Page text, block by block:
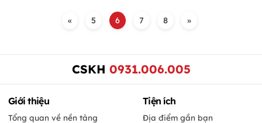
« 5 6 7 8 »
CSKH 0931.006.005
Giới thiệu
Tổng quan về nền tảng
Tiện ích
Địa điểm gần bạn